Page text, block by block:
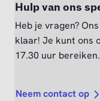
Hulp van ons
Heb je vragen?
klaar! Je kunt ons
17.30 uur bereiken.
Neem contact op